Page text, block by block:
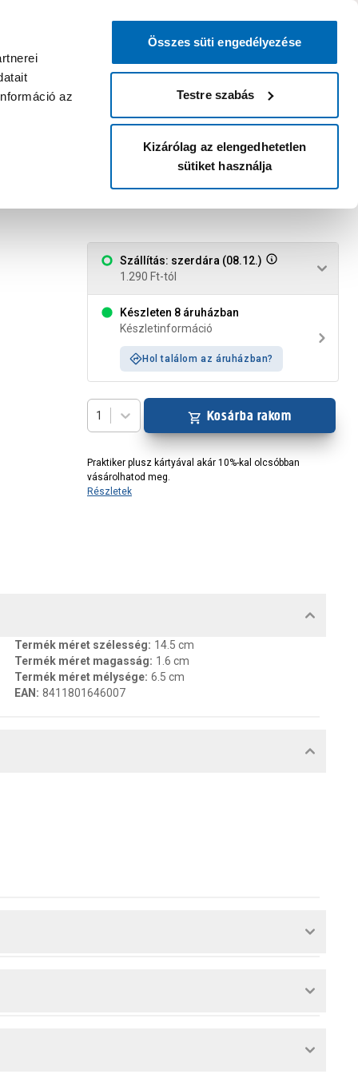
az
Összes süti engedélyezése
Testre szabás
Kizárólag az elengedhetetlen
sütiket használja
bejelentkezni?
Belépés Listáim
Áruházak és szolgáltatások
acél fedél nélkül
Szállítás: szerdára (08.12.)
1.290 Ft-tól
Készleten 8 áruházban
Készletinformáció
Hol találom az áruházban?
1 Kosárba rakom
Praktiker plusz kártyával akár 10%-kal olcsóbban
vásárolhatod meg.
Részletek
Termék méret szélesség: 14.5 cm
Termék méret magasság: 1.6 cm
Termék méret mélysége: 6.5 cm
EAN : 8411801646007